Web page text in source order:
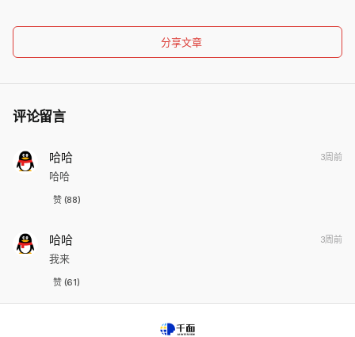
分享文章
评论留言
哈哈 3周前
哈哈
赞 (88)
哈哈 3周前
我来
赞 (61)